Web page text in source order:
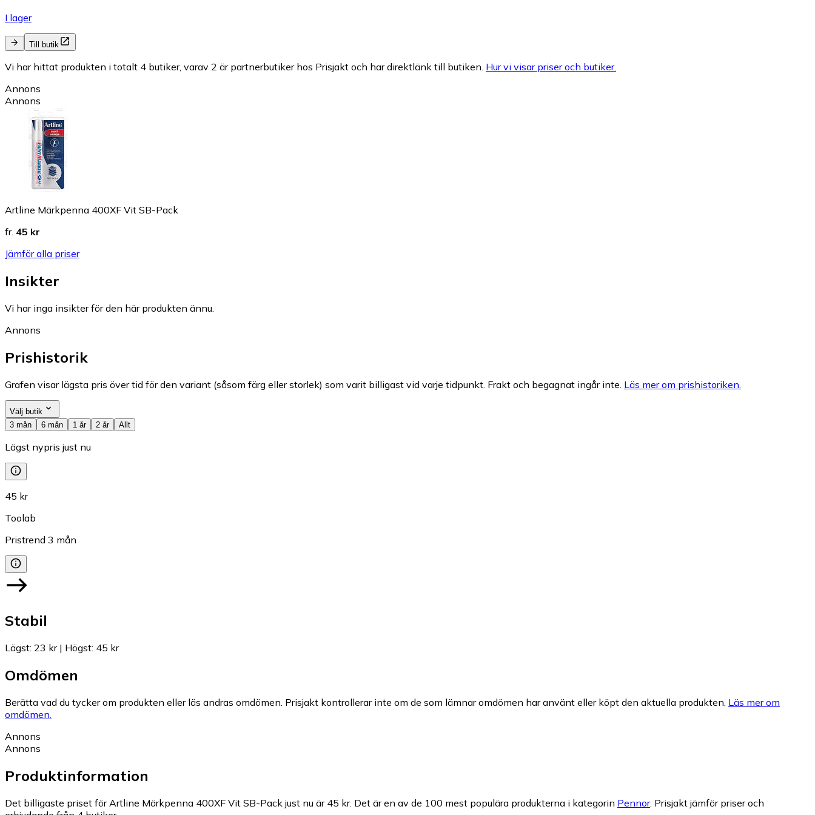
I lager
Till butik
Vi har hittat produkten i totalt 4 butiker, varav 2 är partnerbutiker hos Prisjakt och har direktlänk till butiken. Hur vi visar priser och butiker.
Annons
Annons
Artline Märkpenna 400XF Vit SB-Pack
fr. 45 kr
Jämför alla priser
Insikter
Vi har inga insikter för den här produkten ännu.
Annons
Prishistorik
Grafen visar lägsta pris över tid för den variant (såsom färg eller storlek) som varit billigast vid varje tidpunkt. Frakt och begagnat ingår inte. Läs mer om prishistoriken.
Välj butik
3 mån
6 mån 1 år 2 år Allt
Lägst nypris just nu
45 kr
Toolab
Pristrend 3 mån
Stabil
Lägst: 23 kr| Högst: 45 kr
Omdömen
Berätta vad du tycker om produkten eller läs andras omdömen. Prisjakt kontrollerar inte om de som lämnar omdömen har använt eller köpt den aktuella produkten. Läs mer om
omdömen.
Annons
Annons
Produktinformation
Det billigaste priset för Artline Märkpenna 400XF Vit SB-Pack just nu är 45 kr. Det är en av de 100 mest populära produkterna i kategorin Pennor. Prisjakt jämför priser och